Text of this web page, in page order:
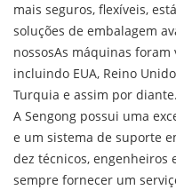
mais seguros, flexíveis,
soluções de embalagem
nossosAs máquinas foram
incluindo EUA, Reino
Turquia e assim por diante.
A Sengong possui uma
e um sistema de suporte
dez técnicos, engenheiros
sempre fornecer um